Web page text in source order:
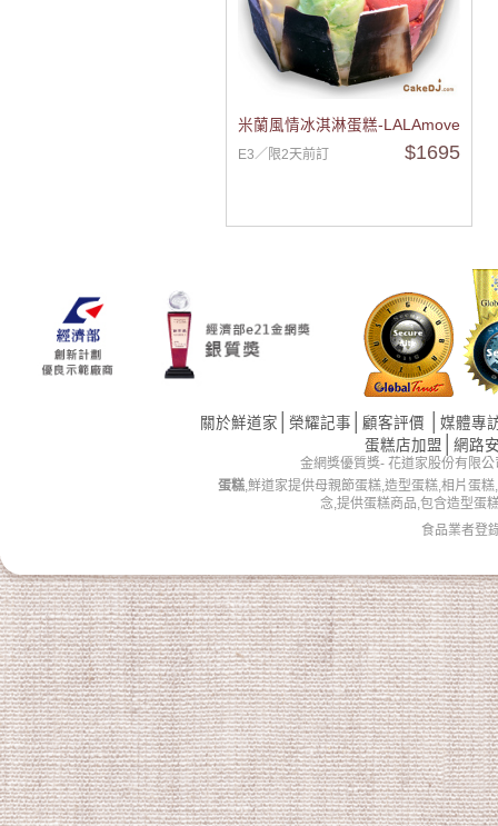
米蘭風情冰淇淋蛋糕-LALAmove直送
E3／限2天前訂 $1695
關於鮮道家 榮耀記事 顧客評價
媒體專
蛋糕店加盟
網路
金網獎優質獎- 花道家股份有限
蛋糕,鮮道家提供母親節蛋糕,造型蛋糕,相片蛋
念,提供蛋糕商品,包含造型蛋
食品業者登